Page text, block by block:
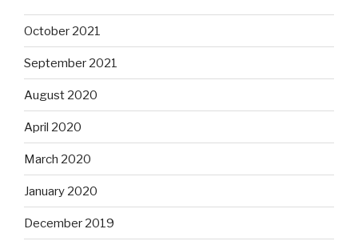
October 2021
September 2021
August 2020
April 2020
March 2020
January 2020
December 2019